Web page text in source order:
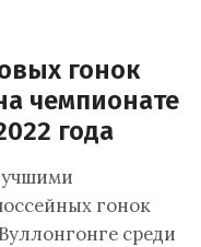
гонок
чемпионате
года
гонок
среди